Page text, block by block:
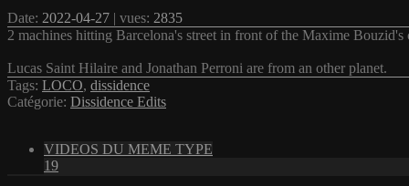
Date: 2022-04-27 | vues: 2835
2 machines hitting Barcelona's street in front of the Maxime Bouzid's
Lucas Saint Hilaire and Jonathan Perroni are from an other planet.
Tags: LOCO, dissidence
Catégorie: Dissidence Edits
VIDEOS DU MEME TYPE
19